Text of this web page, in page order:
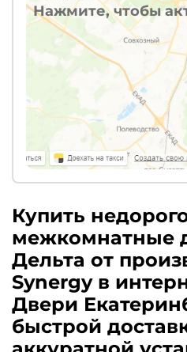
Нажмите, чтобы
Купить
межкомнатные
Дельта от
Synergy в
Двери
быстрой